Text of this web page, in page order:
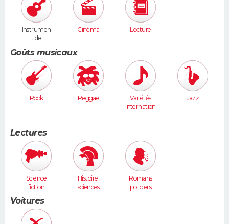
Instrumen
t de
musique
Cinéma Lecture
Goûts musicaux
Rock Reggae
Variétés
internation
Jazz
Lectures
Science
fiction
Histoire,
sciences
Romans
policiers
Voitures